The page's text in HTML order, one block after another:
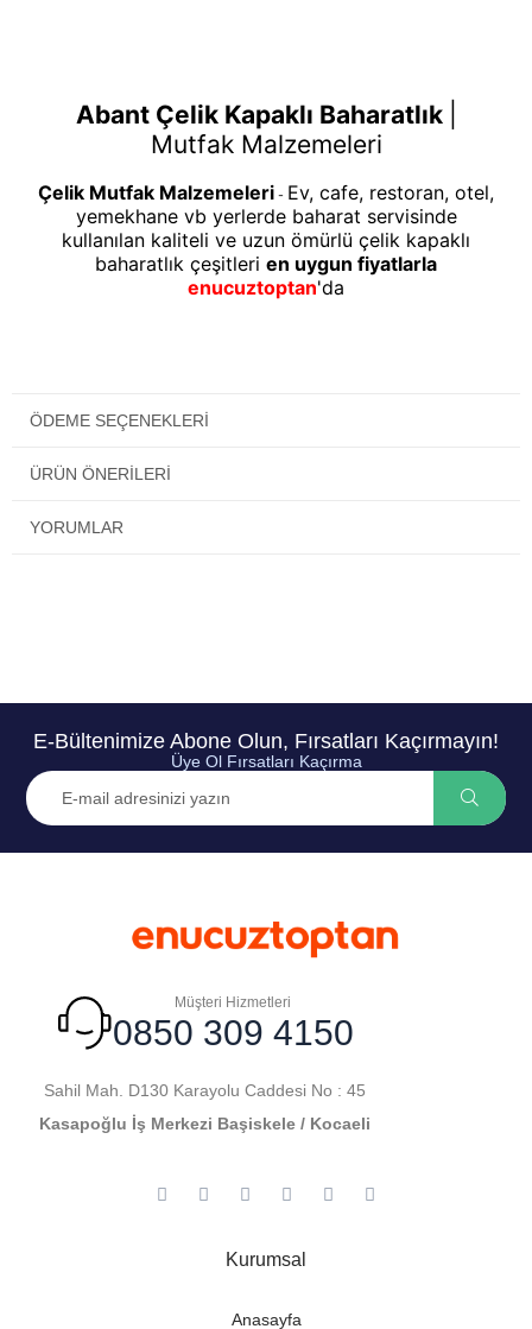
Abant Çelik Kapaklı Baharatlık
Mutfak Malzemeleri
Çelik Mutfak Malzemeleri - Ev, cafe, restoran, otel,
yemekhane vb yerlerde baharat servisinde
kullanılan kaliteli ve uzun ömürlü çelik kapaklı
baharatlık çeşitleri en uygun fiyatlarla
enucuztoptan'da
ÖDEME SEÇENEKLERI
ÜRÜN ÖNERILERI
YORUMLAR
E-Bültenimize Abone Olun, Fırsatları Kaçırmayın!
Üye Ol Fırsatları Kaçırma
Müşteri Hizmetleri
0850 309 4150
Sahil Mah. D130 Karayolu Caddesi No : 45
Kasapoğlu İş Merkezi Başiskele / Kocaeli
Kurumsal
Anasayfa